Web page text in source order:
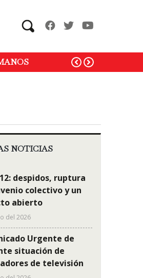
Search
NOTICIAS
despidos, ruptura
colectivo y un
abierto
del 2026
Urgente de
situación de
de televisión